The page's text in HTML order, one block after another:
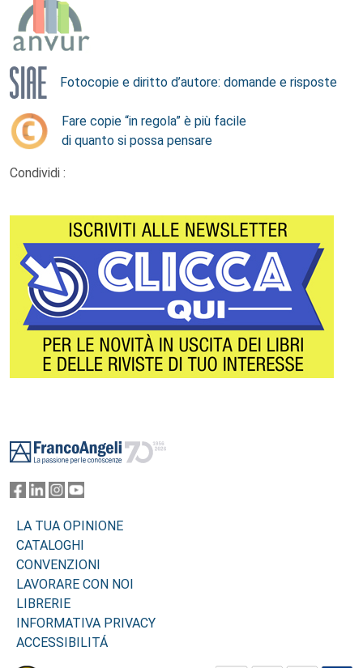
Fotocopie e diritto d’autore: domande e risposte
Fare copie “in regola” è più facile
di quanto si possa pensare
Condividi :
LA TUA OPINIONE
CATALOGHI
CONVENZIONI
LAVORARE CON NOI
LIBRERIE
INFORMATIVA PRIVACY
ACCESSIBILITÁ